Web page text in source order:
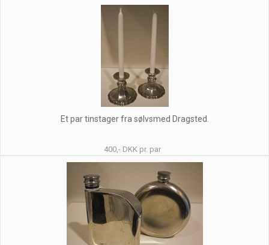
Et par tinstager fra sølvsmed Dragsted.
400,- DKK pr. par